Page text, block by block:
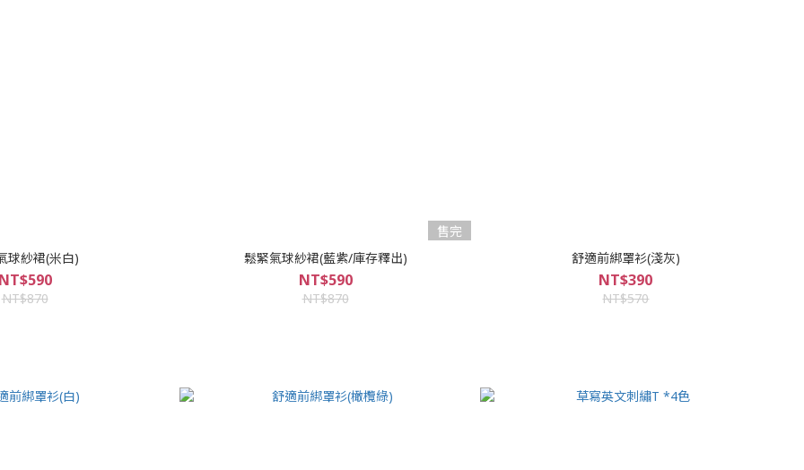
球紗裙(米白)
NT$870
售完
鬆緊氣球紗裙(藍紫/庫存釋出)
NT$590
NT$870
舒適前綁罩衫(淺灰)
NT$390
NT$570